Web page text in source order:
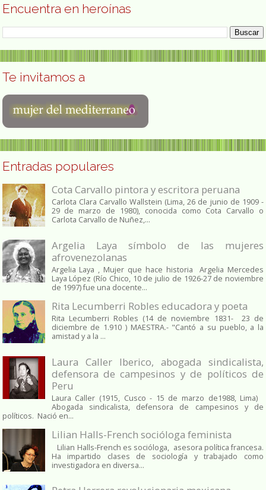
Encuentra en heroínas
Te invitamos a
Entradas populares
Cota Carvallo pintora y escritora peruana
Carlota Clara Carvallo Wallstein (Lima, 26 de junio de 1909 -
29 de marzo de 1980), conocida como Cota Carvallo o
Carlota Carvallo de Nuñez,...
Argelia Laya símbolo de las mujeres
afrovenezolanas
Argelia Laya , Mujer que hace historia Argelia Mercedes
Laya López (Río Chico, 10 de julio de 1926-27 de noviembre
de 1997) fue una docente...
Rita Lecumberri Robles educadora y poeta
Rita Lecumberri Robles (14 de noviembre 1831- 23 de
diciembre de 1.910 ) MAESTRA.- "Cantó a su pueblo, a la
amistad y a la ...
Laura Caller Iberico, abogada sindicalista,
defensora de campesinos y de políticos de
Peru
Laura Caller (1915, Cusco - 15 de marzo de1988, Lima)
Abogada sindicalista, defensora de campesinos y de
políticos. Nació en...
Lilian Halls-French socióloga feminista
Lilian Halls-French es socióloga, asesora política francesa.
Ha impartido clases de sociología y trabajado como
investigadora en diversa...